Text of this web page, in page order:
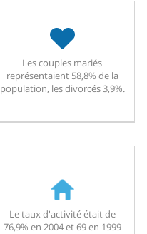
Les couples mariés
représentaient 58,8% de la
population, les divorcés 3,9%.
Le taux d'activité était de
76,9% en 2004 et 69 en 1999